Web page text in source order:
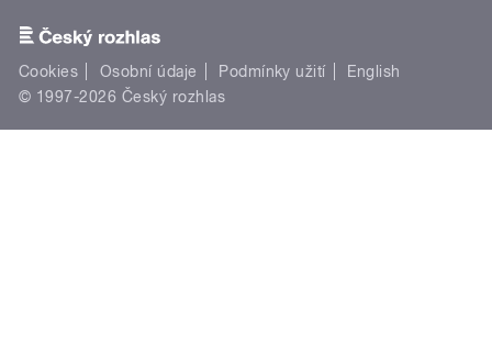
Cookies Osobní údaje Podmínky užití
English
© 1997-2026 Český rozhlas